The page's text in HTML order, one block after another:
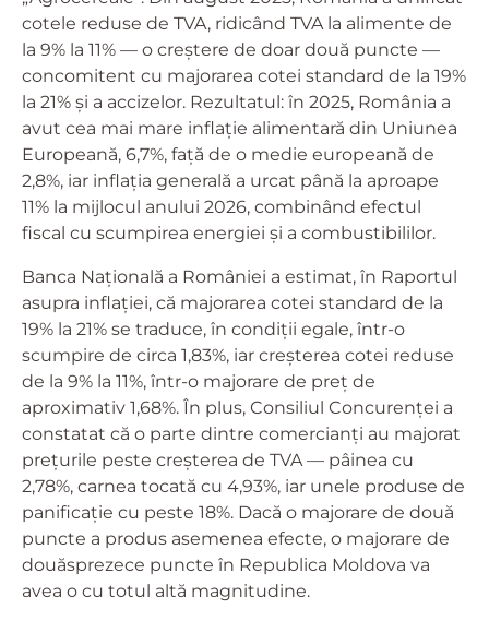
cotele reduse de TVA, ridicând TVA la alimente de
la 9% la 11% — o creștere de doar două puncte —
concomitent cu majorarea cotei standard de la 19%
la 21% și a accizelor. Rezultatul: în 2025, România a
avut cea mai mare inflație alimentară din Uniunea
Europeană, 6,7%, față de o medie europeană de
2,8%, iar inflația generală a urcat până la aproape
11% la mijlocul anului 2026, combinând efectul
fiscal cu scumpirea energiei și a combustibililor.
Banca Națională a României a estimat, în Raportul
asupra inflației, că majorarea cotei standard de la
19% la 21% se traduce, în condiții egale, într-o
scumpire de circa 1,83%, iar creșterea cotei reduse
de la 9% la 11%, într-o majorare de preț de
aproximativ 1,68%. În plus, Consiliul Concurenței a
constatat că o parte dintre comercianți au majorat
prețurile peste creșterea de TVA — pâinea cu
2,78%, carnea tocată cu 4,93%, iar unele produse de
panificație cu peste 18%. Dacă o majorare de două
puncte a produs asemenea efecte, o majorare de
douăsprezece puncte în Republica Moldova va
avea o cu totul altă magnitudine.